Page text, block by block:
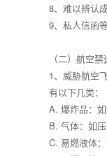
8、难以辨认
9、私人信函
（二）航空
1、威胁航空
有以下几类：
A. 爆炸品：
B. 气体：如
C. 易燃液体